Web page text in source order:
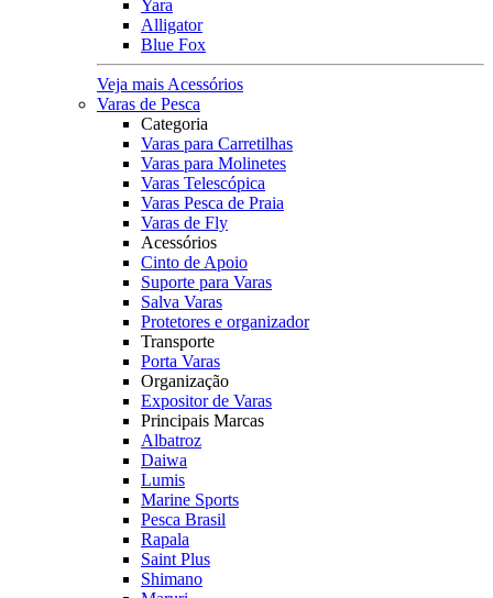
Yara
Alligator
Blue Fox
Veja mais Acessórios
Varas de Pesca
Categoria
Varas para Carretilhas
Varas para Molinetes
Varas Telescópica
Varas Pesca de Praia
Varas de Fly
Acessórios
Cinto de Apoio
Suporte para Varas
Salva Varas
Protetores e organizador
Transporte
Porta Varas
Organização
Expositor de Varas
Principais Marcas
Albatroz
Daiwa
Lumis
Marine Sports
Pesca Brasil
Rapala
Saint Plus
Shimano